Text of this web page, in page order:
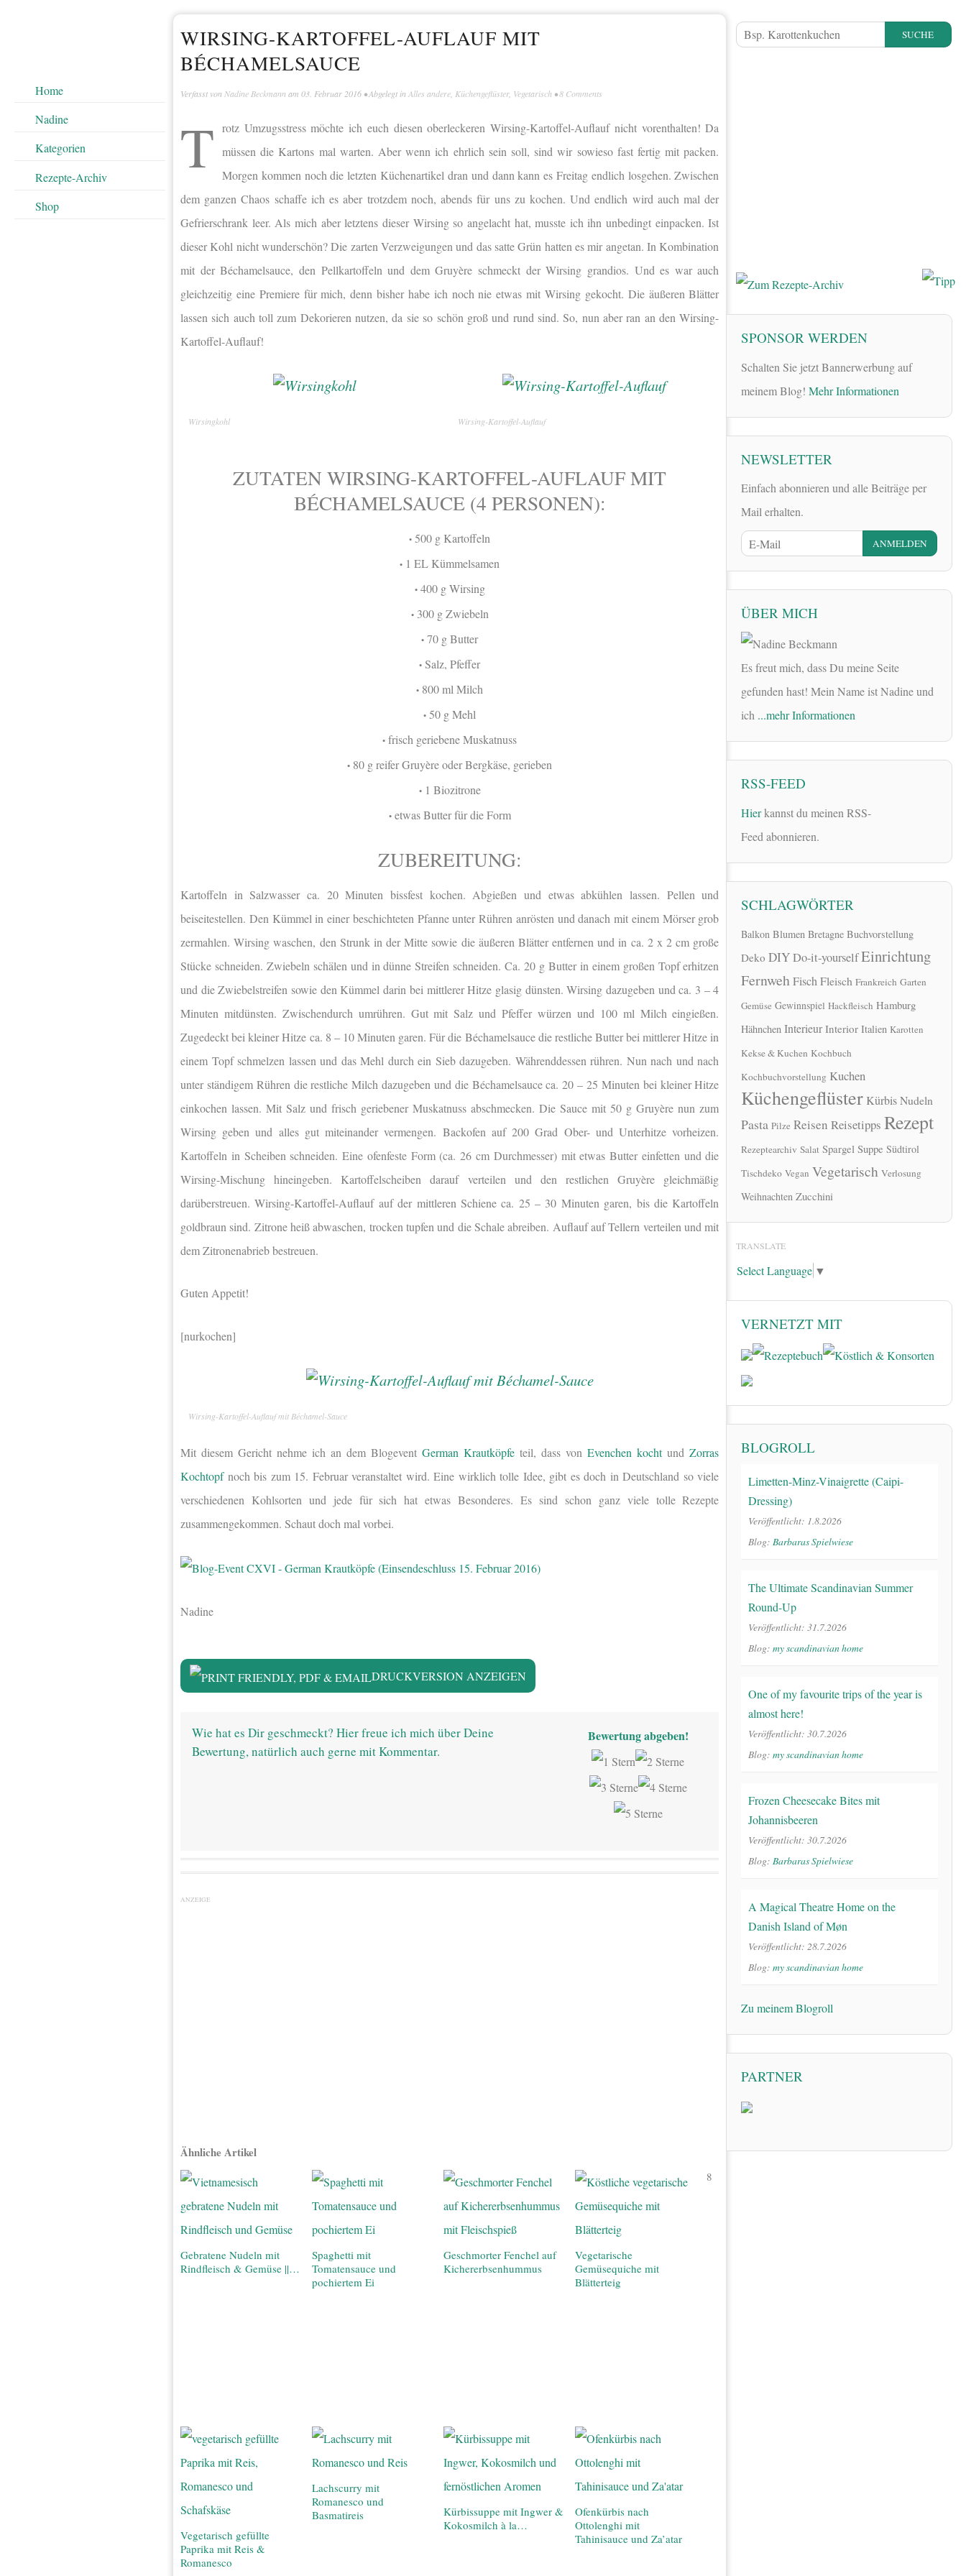
Home
Nadine
Kategorien
Rezepte-Archiv
Shop
WIRSING-KARTOFFEL-AUFLAUF MIT
BÉCHAMELSAUCE
Verfasst von Nadine Beckmann am 03. Februar 2016 • Abgelegt in Alles andere, Küchengeflüster, Vegetarisch •8 Comments
T rotz Umzugsstress möchte ich euch diesen oberleckeren Wirsing-Kartoffel-Auflauf nicht vorenthalten! Da
müssen die Kartons mal warten. Aber wenn ich ehrlich sein soll, sind wir sowieso fast fertig mit packen.
Morgen kommen noch die letzten Küchenartikel dran und dann kann es Freitag endlich losgehen. Zwischen
dem ganzen Chaos schaffe ich es aber trotzdem noch, abends für uns zu kochen. Und endlich wird auch mal der
Gefrierschrank leer. Als mich aber letztens dieser Wirsing so angelacht hat, musste ich ihn unbedingt einpacken. Ist
dieser Kohl nicht wunderschön? Die zarten Verzweigungen und das satte Grün hatten es mir angetan. In Kombination
mit der Béchamelsauce, den Pellkartoffeln und dem Gruyère schmeckt der Wirsing grandios. Und es war auch
gleichzeitig eine Premiere für mich, denn bisher habe ich noch nie etwas mit Wirsing gekocht. Die äußeren Blätter
lassen sich auch toll zum Dekorieren nutzen, da sie so schön groß und rund sind. So, nun aber ran an den Wirsing-
Kartoffel-Auflauf!
Wirsingkohl Wirsing-Kartoffel-Auflauf
ZUTATEN WIRSING-KARTOFFEL-AUFLAUF MIT
BÉCHAMELSAUCE (4 PERSONEN):
• 500 g Kartoffeln
• 1 EL Kümmelsamen
•400 g Wirsing
•300 g Zwiebeln
• 70 g Butter
• Salz, Pfeffer
• 800 ml Milch
• 50 g Mehl
• frisch geriebene Muskatnuss
• 80 g reifer Gruyère oder Bergkäse, gerieben
•1 Biozitrone
•etwas Butter für die Form
ZUBEREITUNG:
Kartoffeln in Salzwasser ca. 20 Minuten bissfest kochen. Abgießen und etwas abkühlen lassen. Pellen und
beiseitestellen. Den Kümmel in einer beschichteten Pfanne unter Rühren anrösten und danach mit einem Mörser grob
zermahlen. Wirsing waschen, den Strunk in der Mitte sowie die äußeren Blätter entfernen und in ca. 2 x 2 cm große
Stücke schneiden. Zwiebeln schälen und in dünne Streifen schneiden. Ca. 20 g Butter in einem großen Topf erhitzen
und die Zwiebelstreifen sowie den Kümmel darin bei mittlerer Hitze glasig dünsten. Wirsing dazugeben und ca. 3 – 4
Minuten mitdünsten. Zwischendurch umrühren. Gut mit Salz und Pfeffer würzen und 100 ml Milch eingießen.
Zugedeckt bei kleiner Hitze ca. 8 – 10 Minuten garen. Für die Béchamelsauce die restliche Butter bei mittlerer Hitze in
einem Topf schmelzen lassen und das Mehl durch ein Sieb dazugeben. Währenddessen rühren. Nun nach und nach
unter ständigem Rühren die restliche Milch dazugeben und die Béchamelsauce ca. 20 – 25 Minuten bei kleiner Hitze
einkochen lassen. Mit Salz und frisch geriebener Muskatnuss abschmecken. Die Sauce mit 50 g Gruyère nun zum
Wirsing geben und alles gut miteinander vermengen. Backofen auf 200 Grad Ober- und Unterhitze vorheizen.
Kartoffeln in Scheiben schneiden. Eine ofenfeste Form (ca. 26 cm Durchmesser) mit etwas Butter einfetten und die
Wirsing-Mischung hineingeben. Kartoffelscheiben darauf verteilen und den restlichen Gruyère gleichmäßig
darüberstreuen. Wirsing-Kartoffel-Auflauf auf der mittleren Schiene ca. 25 – 30 Minuten garen, bis die Kartoffeln
goldbraun sind. Zitrone heiß abwaschen, trocken tupfen und die Schale abreiben. Auflauf auf Tellern verteilen und mit
dem Zitronenabrieb bestreuen.
Guten Appetit!
[nurkochen]
Wirsing-Kartoffel-Auflauf mit Béchamel-Sauce
Mit diesem Gericht nehme ich an dem BlogeventGerman Krautköpfe teil, dass vonEvenchen kochtundZorras
Kochtopfnoch bis zum 15. Februar veranstaltet wird. Eine wirklich tolle Idee, gibt es doch in Deutschland so viele
verschiedenen Kohlsorten und jede für sich hat etwas Besonderes. Es sind schon ganz viele tolle Rezepte
zusammengekommen. Schaut doch mal vorbei.
Nadine
DRUCKVERSION ANZEIGEN
Wie hat es Dir geschmeckt? Hier freue ich mich über Deine
Bewertung, natürlich auch gerne mit Kommentar.
Bewertung abgeben!
ANZEIGE
Ähnliche Artikel
Gebratene Nudeln mit
Rindfleisch & Gemüse ||…
Spaghetti mit
Tomatensauce und
pochiertem Ei
Geschmorter Fenchel auf
Kichererbsenhummus
Vegetarische
Gemüsequiche mit
Blätterteig
Vegetarisch gefüllte
Paprika mit Reis &
Romanesco
Lachscurry mit
Romanesco und
Basmatireis
Kürbissuppe mit Ingwer &
Kokosmilch à la…
Ofenkürbis nach
Ottolenghi mit
Tahinisauce und Za’atar
8
SUCHE
SPONSOR WERDEN
Schalten Sie jetzt Bannerwerbung auf
meinem Blog! Mehr Informationen
NEWSLETTER
Einfach abonnieren und alle Beiträge per
Mail erhalten.
ÜBER MICH
Es freut mich, dass Du meine Seite
gefunden hast! Mein Name ist Nadine und
ich ...mehr Informationen
RSS-FEED
Hierkannst du meinen RSS-
Feed abonnieren.
SCHLAGWÖRTER
Balkon Blumen Bretagne Buchvorstellung
Deko DIYDo-it-yourselfEinrichtung
FernwehFischFleisch Frankreich Garten
Gemüse Gewinnspiel Hackfleisch Hamburg
Hähnchen Interieur Interior Italien Karotten
Kekse & Kuchen Kochbuch
Kochbuchvorstellung Kuchen
Küchengeflüster KürbisNudeln
Pasta Pilze Reisen Reisetipps Rezept
Rezeptearchiv Salat Spargel Suppe Südtirol
Tischdeko Vegan Vegetarisch Verlosung
Weihnachten Zucchini
TRANSLATE
Select Language ▼
VERNETZT MIT
BLOGROLL
Limetten-Minz-Vinaigrette (Caipi-
Dressing)
Veröffentlicht: 1.8.2026
Blog: Barbaras Spielwiese
The Ultimate Scandinavian Summer
Round-Up
Veröffentlicht: 31.7.2026
Blog: my scandinavian home
One of my favourite trips of the year is
almost here!
Veröffentlicht: 30.7.2026
Blog: my scandinavian home
Frozen Cheesecake Bites mit
Johannisbeeren
Veröffentlicht: 30.7.2026
Blog: Barbaras Spielwiese
A Magical Theatre Home on the
Danish Island of Møn
Veröffentlicht: 28.7.2026
Blog: my scandinavian home
Zu meinem Blogroll
PARTNER